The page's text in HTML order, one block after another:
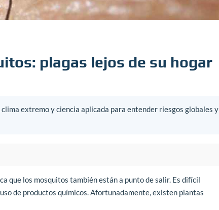
plagas lejos de su hogar
extremo y ciencia aplicada para entender riesgos globales y
que los mosquitos también están a punto de salir. Es difícil
de productos químicos. Afortunadamente, existen plantas